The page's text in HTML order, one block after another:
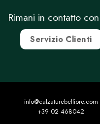
Rimani in contatto
Servizio Clienti
info@calzaturebelfiore.com
+39 02 468042